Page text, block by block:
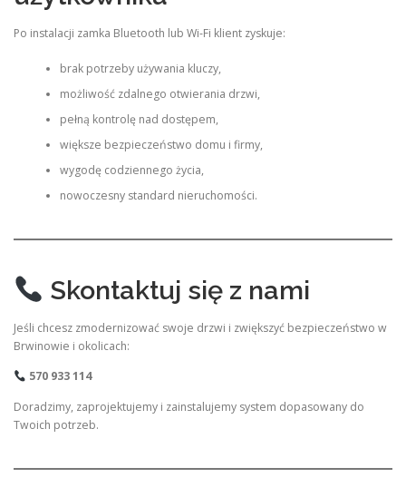
Po instalacji zamka Bluetooth lub Wi-Fi klient zyskuje:
brak potrzeby używania kluczy,
możliwość zdalnego otwierania drzwi,
pełną kontrolę nad dostępem,
większe bezpieczeństwo domu i firmy,
wygodę codziennego życia,
nowoczesny standard nieruchomości.
Skontaktuj się z nami
Jeśli chcesz zmodernizować swoje drzwi i zwiększyć bezpieczeństwo w
Brwinowie i okolicach:
570 933 114
Doradzimy, zaprojektujemy i zainstalujemy system dopasowany do
Twoich potrzeb.